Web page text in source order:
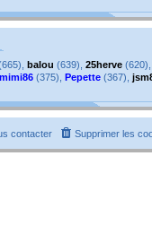
balou (639), 25herve (620),
mimi86 (375), Pepette (367),
Supprimer les
contacter